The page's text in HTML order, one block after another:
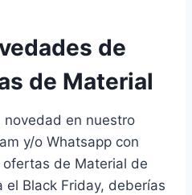
de
de Material
novedad en nuestro
y/o Whatsapp con
ofertas de Material de
el Black Friday, deberías